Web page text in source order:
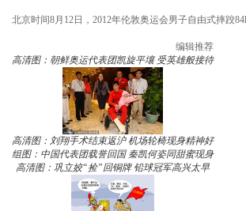
北京时间8月12日，2012年伦敦奥运会男子自由式摔跤
编辑推荐
高清图：朝鲜奥运代表团凯旋平壤 受英雄般接待
高清图：刘翔手术结束返沪 机场轮椅现身精神好
组图：中国代表团载誉回国 秦凯何姿同甜蜜现身
高清图：巩立姣“捡”回铜牌 铅球冠军高兴太早